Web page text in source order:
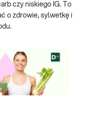
czy niskiego IG. To
o zdrowie, sylwetkę i